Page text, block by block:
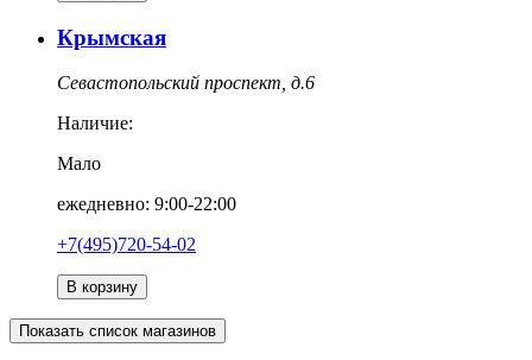
Крымская
Севастопольский проспект, д.6
Наличие:
Мало
ежедневно: 9:00-22:00
+7(495)720-54-02
В корзину
Показать список магазинов